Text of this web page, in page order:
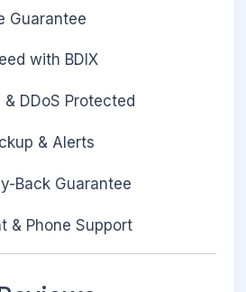
Guarantee
with BDIX
DDoS Protected
& Alerts
Back Guarantee
& Phone Support